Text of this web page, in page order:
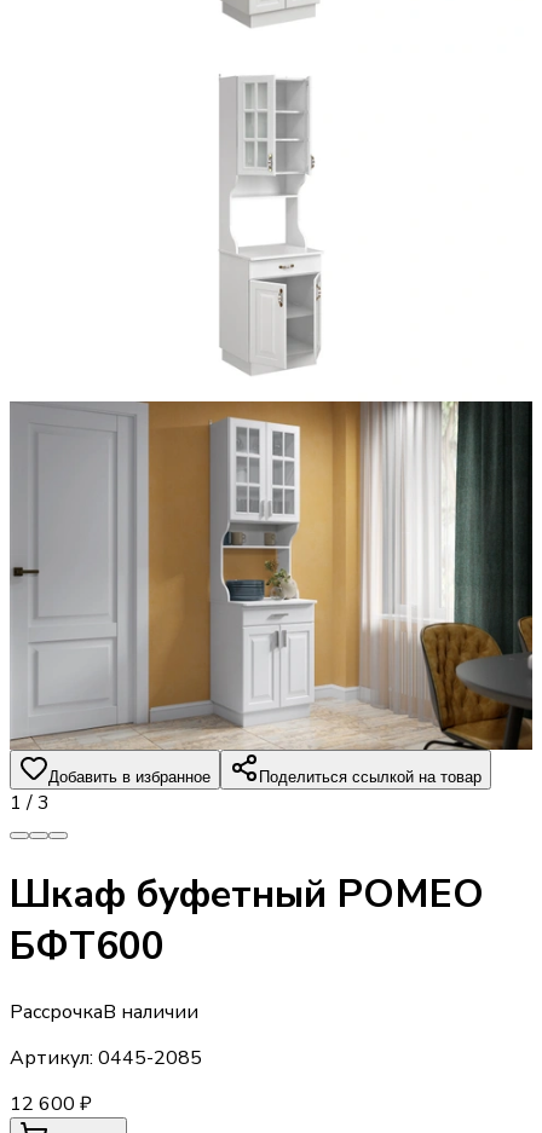
Добавить в избранное Поделиться ссылкой на товар
1 /3
Шкаф буфетный РОМЕО
БФТ600
РассрочкаВ наличии
Артикул: 0445-2085
12 600 ₽